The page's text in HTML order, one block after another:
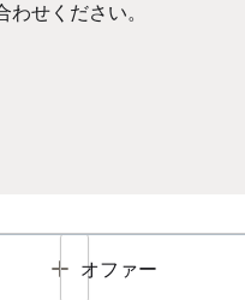
せください。
Toggle
オファー